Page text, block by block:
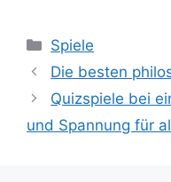
Kategorien
Spiele
Die besten
Quizspiele bei
und Spannung für